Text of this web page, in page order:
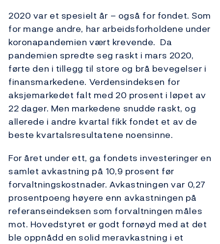
2020 var et spesielt år – også for fondet. Som
for mange andre, har arbeidsforholdene under
koronapandemien vært krevende. Da
pandemien spredte seg raskt i mars 2020,
førte den i tillegg til store og brå bevegelser i
finansmarkedene. Verdensindeksen for
aksjemarkedet falt med 20 prosent i løpet av
22 dager. Men markedene snudde raskt, og
allerede i andre kvartal fikk fondet et av de
beste kvartalsresultatene noensinne.
For året under ett, ga fondets investeringer en
samlet avkastning på 10,9 prosent før
forvaltningskostnader. Avkastningen var 0,27
prosentpoeng høyere enn avkastningen på
referanseindeksen som forvaltningen måles
mot. Hovedstyret er godt fornøyd med at det
ble oppnådd en solid meravkastning i et